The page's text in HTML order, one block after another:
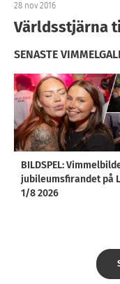
28 nov 2016
Världsstjärna
SENASTE
BILDSPEL:
jubileumsfirandet på
1/8 2026